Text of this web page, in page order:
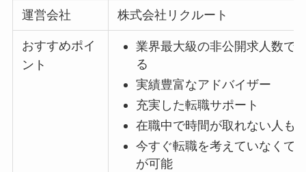
運営会社 株式会社リクルート
おすすめポイ
ント
業界最大級の非公開求人数で
る
実績豊富なアドバイザー
充実した転職サポート
在職中で時間が取れない人も
今すぐ転職を考えていなくて
が可能